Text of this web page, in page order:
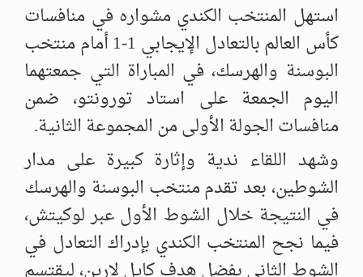
استهل المنتخب الكندي مشواره في منافسات
كأس العالم بالتعادل الإيجابي 1-1 أمام منتخب
البوسنة والهرسك، في المباراة التي جمعتهما
اليوم الجمعة على استاد تورونتو، ضمن
منافسات الجولة الأولى من المجموعة الثانية.
وشهد اللقاء ندية وإثارة كبيرة على مدار
الشوطين، بعد تقدم منتخب البوسنة والهرسك
في النتيجة خلال الشوط الأول عبر لوكيتش،
فيما نجح المنتخب الكندي بإدراك التعادل في